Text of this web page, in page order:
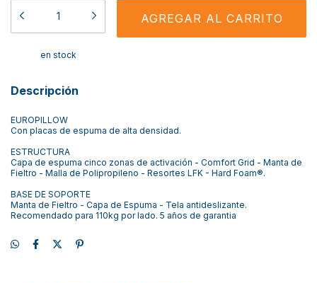
en stock
Descripción
EUROPILLOW
Con placas de espuma de alta densidad.
ESTRUCTURA
Capa de espuma cinco zonas de activación - Comfort Grid - Manta de
Fieltro - Malla de Polipropileno - Resortes LFK - Hard Foam®.
BASE DE SOPORTE
Manta de Fieltro - Capa de Espuma - Tela antideslizante.
Recomendado para 110kg por lado. 5 años de garantia